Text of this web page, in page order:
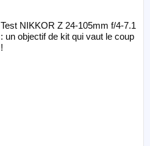
Test NIKKOR Z 24-105mm f/4-7.1
: un objectif de kit qui vaut le coup
!